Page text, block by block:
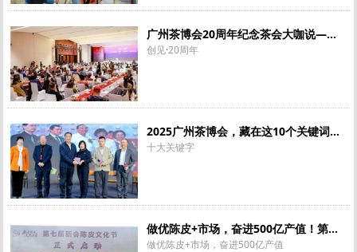
广州茶博会20周年纪念茶会大咖说——复兴Ⅰ
创见·20周年
2025广州茶博会，藏在这10个关键词里
十大关键字
做优陈皮+市场，奋进500亿产值！第七届新会陈皮文化节启幕
做优陈皮+市场，奋进500亿产值